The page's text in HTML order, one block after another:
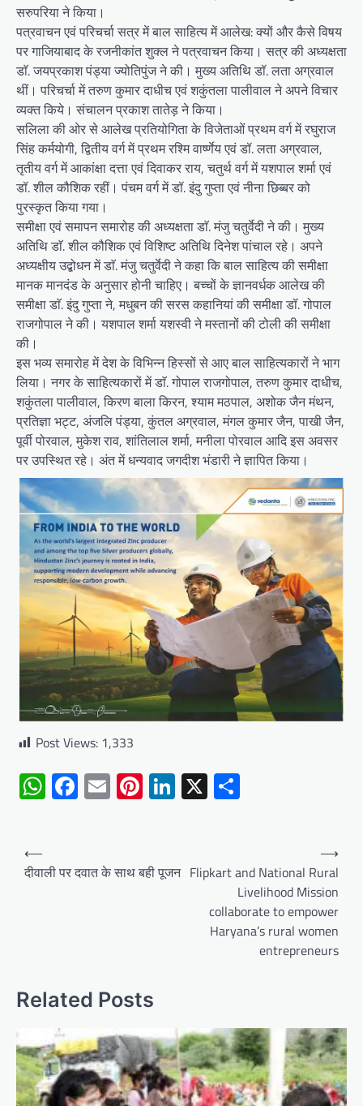
सरुपरिया ने किया।
पत्रवाचन एवं परिचर्चा सत्र में बाल साहित्य में आलेख: क्यों और कैसे विषय
पर गाजियाबाद के रजनीकांत शुक्ल ने पत्रवाचन किया। सत्र की अध्यक्षता
डाॅ. जयप्रकाश पंड्या ज्योतिपुंज ने की। मुख्य अतिथि डॉ. लता अग्रवाल
थीं। परिचर्चा में तरुण कुमार दाधीच एवं शकुंतला पालीवाल ने अपने विचार
व्यक्त किये। संचालन प्रकाश तातेड़ ने किया।
सलिला की ओर से आलेख प्रतियोगिता के विजेताओं प्रथम वर्ग में रघुराज
सिंह कर्मयोगी, द्वितीय वर्ग में प्रथम रश्मि वार्ष्णेय एवं डॉ. लता अग्रवाल,
तृतीय वर्ग में आकांक्षा दत्ता एवं दिवाकर राय, चतुर्थ वर्ग में यशपाल शर्मा एवं
डॉ. शील कौशिक रहीं। पंचम वर्ग में डॉ. इंदु गुप्ता एवं नीना छिब्बर को
पुरस्कृत किया गया।
समीक्षा एवं समापन समारोह की अध्यक्षता डाॅ. मंजु चतुर्वेदी ने की। मुख्य
अतिथि डाॅ. शील कौशिक एवं विशिष्ट अतिथि दिनेश पांचाल रहे। अपने
अध्यक्षीय उद्बोधन में डाॅ. मंजु चतुर्वेदी ने कहा कि बाल साहित्य की समीक्षा
मानक मानदंड के अनुसार होनी चाहिए। बच्चों के ज्ञानवर्धक आलेख की
समीक्षा डाॅ. इंदु गुप्ता ने, मधुबन की सरस कहानियां की समीक्षा डॉ. गोपाल
राजगोपाल ने की। यशपाल शर्मा यशस्वी ने मस्तानों की टोली की समीक्षा
की।
इस भव्य समारोह में देश के विभिन्न हिस्सों से आए बाल साहित्यकारों ने भाग
लिया। नगर के साहित्यकारों में डाॅ. गोपाल राजगोपाल, तरुण कुमार दाधीच,
शकुंतला पालीवाल, किरण बाला किरन, श्याम मठपाल, अशोक जैन मंथन,
प्रतिज्ञा भट्ट, अंजलि पंड्या, कुंतल अग्रवाल, मंगल कुमार जैन, पाखी जैन,
पूर्वी पोरवाल, मुकेश राव, शांतिलाल शर्मा, मनीला पोरवाल आदि इस अवसर
पर उपस्थित रहे। अंत में धन्यवाद जगदीश भंडारी ने ज्ञापित किया।
Post Views: 1,333
WhatsApp
Facebook
EmailPinterest
LinkedIn
X
Post
navigation
⟵
दीवाली पर दवात के साथ बही पूजन Flipkart and National Rural
Livelihood Mission
collaborate to empower
Haryana’s rural women
entrepreneurs
⟶
Related Posts